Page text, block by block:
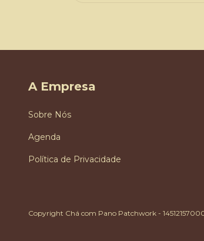
A Empresa
Sobre Nós
Agenda
Política de Privacidade
Copyright Chá com Pano Patchwork -